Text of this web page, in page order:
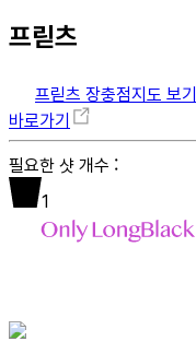
프릳츠
프릳츠 장충점지도 보기
바로가기
필요한 샷 개수 :
1